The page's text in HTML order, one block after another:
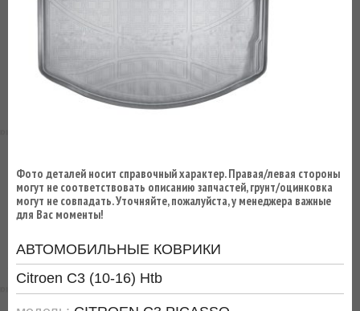
Фото деталей носит справочный характер. Правая/левая стороны
могут не соответствовать описанию запчастей, грунт/оцинковка
могут не совпадать. Уточняйте, пожалуйста, у менеджера важные
для Вас моменты!
АВТОМОБИЛЬНЫЕ КОВРИКИ
Citroen C3 (10-16) Htb